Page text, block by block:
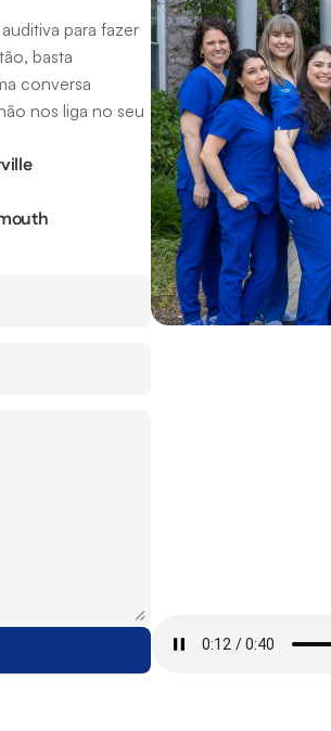
para fazer
basta
conversa
nos liga no seu